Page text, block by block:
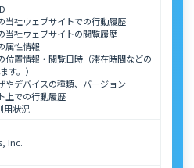
当社ウェブサイトでの行動履歴
当社ウェブサイトの閲覧履歴
属性情報
位置情報・閲覧日時（滞在時間などの
す。）
やデバイスの種類、バージョン
上での行動履歴
用状況
Inc.